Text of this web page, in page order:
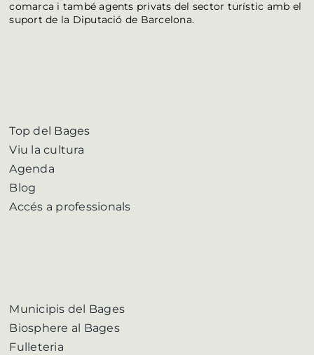
comarca i també agents privats del sector turístic amb el
suport de la Diputació de Barcelona.
Top del Bages
Viu la cultura
Agenda
Blog
Accés a professionals
Municipis del Bages
Biosphere al Bages
Fulleteria